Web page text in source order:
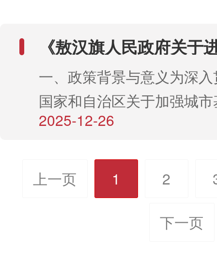
入，扣除土地、林地占地
金、税费、保险、运维管
营成本后的净收益。（二
伏电站收益：按股比分成
结算发电量，全部发电收
至光伏帮扶收益专用账户
截留。四、光伏帮扶收益
机制不够完善，对违规企
乏系统性规定。为进一步
境，盘活国有资产，补齐
板，根据2026年4月2日旗
《管理办法》进行全面修
修订过程园区办依据国家
规，结合我旗园区发展实
征求旗农牧局、商投局、
案》），于2025年6月10
第四次常务会议审议通过
依据《内蒙古自治区节水
案》《赤峰市节水行动实
动《敖汉旗节水行动实施
工作，4月末完成方案初稿
审议通过。四、主要内容
效，当好企业突围发展的
动企业安心扎根、蓬勃发
旗经济持续健康增长。二
《赤峰市助企行动实施方
用范围本方案适用于敖汉
内所有市场主体，包括各
国有企业、民营企业、中
技型企业等）、个体工商
敖汉旗投资建设、开展生
《敖汉旗人民政府关于
作的实施意见》政策解
一、政策背景与意义为深
国家和自治区关于加强城
的决策部署，进一步规范
水平，维护业主和物业服
法权益，敖汉旗人民政府
实际，制定了《关于进一
2025-12-26
上一页 1 2
下一页